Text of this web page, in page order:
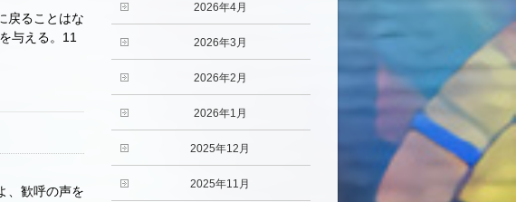
戻ることはな
与える。11
、歓呼の声を
2026年4月
2026年3月
2026年2月
2026年1月
2025年12月
2025年11月